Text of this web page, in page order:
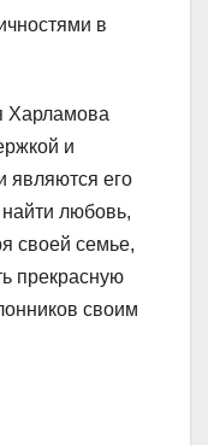
в
Харламова
и
являются его
любовь,
своей семье,
прекрасную
своим